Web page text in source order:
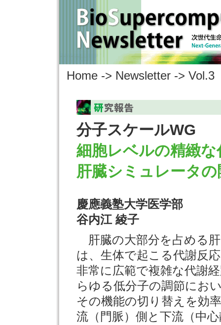
Home -> Newsletter -> Vol.3
分子スケールWG
細胞レベルの精緻
肝臓シミュレータ
慶應義塾大学医学部
谷内江 綾子
肝臓の大部分を占める
は、生体で起こる代謝反
非常に広範で複雑な代謝
らゆる低分子の調節にお
その機能の切り替えを効
流（門脈）側と下流（中